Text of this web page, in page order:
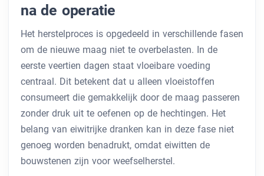
na de operatie
Het herstelproces is opgedeeld in verschillende fasen
om de nieuwe maag niet te overbelasten. In de
eerste veertien dagen staat vloeibare voeding
centraal. Dit betekent dat u alleen vloeistoffen
consumeert die gemakkelijk door de maag passeren
zonder druk uit te oefenen op de hechtingen. Het
belang van eiwitrijke dranken kan in deze fase niet
genoeg worden benadrukt, omdat eiwitten de
bouwstenen zijn voor weefselherstel.